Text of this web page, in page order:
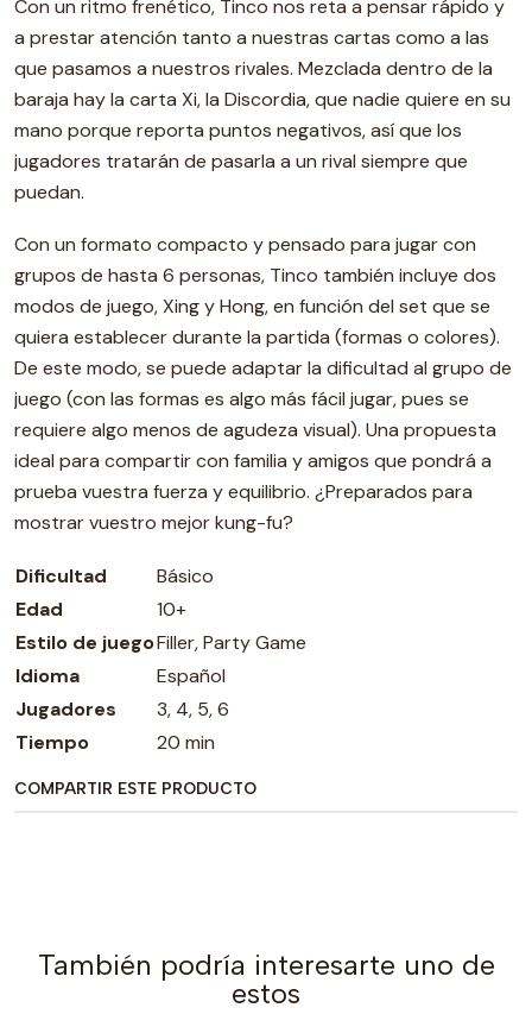
Con un ritmo frenético, Tinco nos reta a pensar rápido y
a prestar atención tanto a nuestras cartas como a las
que pasamos a nuestros rivales. Mezclada dentro de la
baraja hay la carta Xi, la Discordia, que nadie quiere en su
mano porque reporta puntos negativos, así que los
jugadores tratarán de pasarla a un rival siempre que
puedan.
Con un formato compacto y pensado para jugar con
grupos de hasta 6 personas, Tinco también incluye dos
modos de juego, Xing y Hong, en función del set que se
quiera establecer durante la partida (formas o colores).
De este modo, se puede adaptar la dificultad al grupo de
juego (con las formas es algo más fácil jugar, pues se
requiere algo menos de agudeza visual). Una propuesta
ideal para compartir con familia y amigos que pondrá a
prueba vuestra fuerza y equilibrio. ¿Preparados para
mostrar vuestro mejor kung-fu?
Dificultad
Básico
Edad
10+
Estilo de juegoFiller, Party Game
Idioma
Español
Jugadores
3, 4, 5, 6
Tiempo
20 min
COMPARTIR ESTE PRODUCTO
También podría interesarte uno de
estos